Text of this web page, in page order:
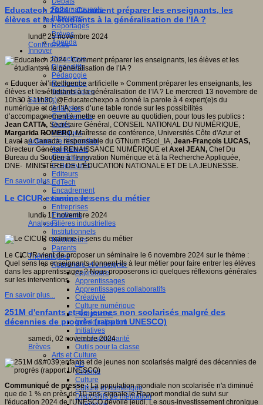
Faits marquants
Interviews
Reportages
Brèves
Agenda
Innover
Didactique
Dispositifs
Pédagogie
Recherche
Technologies
Savoir(s)
Analyses
Conférences
Outils
Pratiques
Acteurs de l'éducation
Animateurs
Chercheurs
Collectivités
Editeurs
EdTech
Encadrement
Enseignants
Entreprises
Etudiants
Filières industrielles
Institutionnels
Médiateurs
Parents
Thématiques
Apprendre et enseigner
Apprendre
Apprentissages
Apprentissages collaboratifs
Créativité
Culture numérique
Evaluations
Individualisation
Initiatives
Interdisciplinarité
Outils pour la classe
Arts et Culture
Art
Cinéma
Culture
Culture et numérique
Dispositifs de médiation
Educatech 2024 : Comment préparer les enseignants, les
élèves et les étudiants à la généralisation de l’IA ?
lundi, 25 novembre 2024
Conférences
« Eduquer à l’intelligence artificielle » Comment préparer les enseignants, les
élèves et les étudiants à la généralisation de l’IA ? Le mercredi 13 novembre de
10h30 à 11h30, @Educatechexpo a donné la parole à 4 expert(e)s du
numérique et de l’IA, lors d’une table ronde sur les possibilités
d’accompagnement à mettre en oeuvre au quotidien, pour tous les publics :
Jean CATTA, Secrétaire Général, CONSEIL NATIONAL DU NUMÉRIQUE,
Margarida ROMERO,Maîtresse de conférence, Universités Côte d'Azur et
Laval au Canada, responsable du GTNum #Scol_IA, Jean-François LUCAS,
Directeur Général RENAISSANCE NUMÉRIQUE etAxel JEAN, Chef Du
Bureau du Soutien à l'Innovation Numérique et à la Recherche Appliquée,
DNE- MINISTÈRE DE L'ÉDUCATION NATIONALE ET DE LA JEUNESSE.
En savoir plus...
Le CICUR examine le sens du métier
lundi, 11 novembre 2024
Analyses
Le CICUR vient de proposer un séminaire le 6 novembre 2024 sur le thème :
Quel sens les enseignants donnent-ils à leur métier pour faire entrer les élèves
dans les apprentissages ? Nous proposerons ici quelques réflexions générales
sur les interventions.
En savoir plus...
251M d'enfants et de jeunes non scolarisés malgré des
décennies de progrès (rapport UNESCO)
samedi, 02 novembre 2024
Brèves
Communiqué de presse :La population mondiale non scolarisée n'a diminué
que de 1 % en près de 10 ans, signale le Rapport mondial de suivi sur
l'éducation 2024 de l'UNESCO dévoilé jeudi. Le sous-investissement chronique